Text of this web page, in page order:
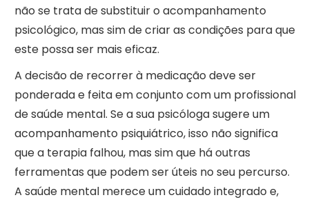
não se trata de substituir o acompanhamento
psicológico, mas sim de criar as condições para que
este possa ser mais eficaz.
A decisão de recorrer à medicação deve ser
ponderada e feita em conjunto com um profissional
de saúde mental. Se a sua psicóloga sugere um
acompanhamento psiquiátrico, isso não significa
que a terapia falhou, mas sim que há outras
ferramentas que podem ser úteis no seu percurso.
A saúde mental merece um cuidado integrado e,